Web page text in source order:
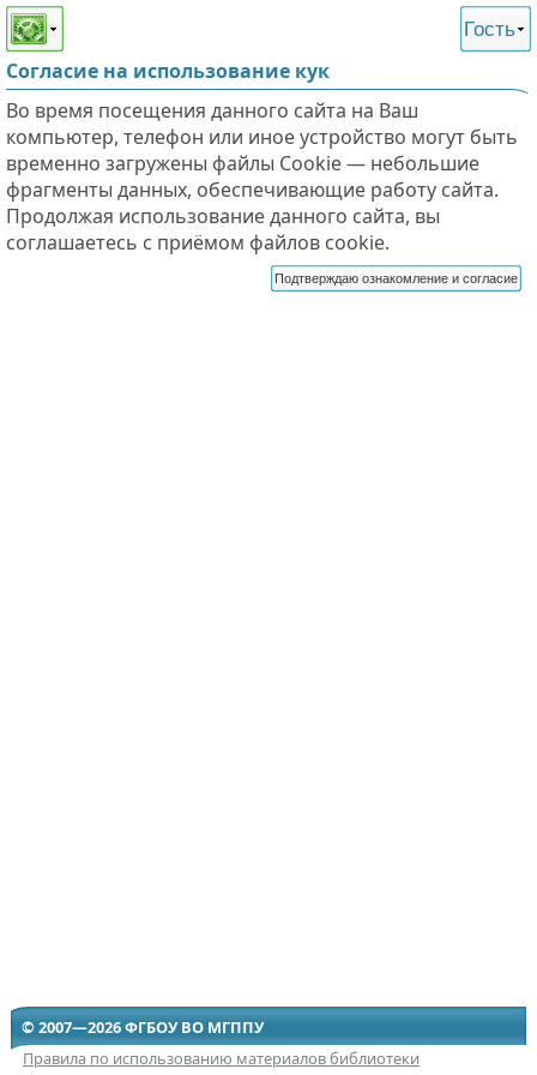
Этот сайт поддерживает
слабовидящих
Гость
Согласие на использование кук
Во время посещения данного сайта на Ваш
компьютер, телефон или иное устройство могут быть
временно загружены файлы Cookie — небольшие
фрагменты данных, обеспечивающие работу сайта.
Продолжая использование данного сайта, вы
соглашаетесь с приёмом файлов cookie.
Подтверждаю ознакомление и согласие
© 2007—2026 ФГБОУ ВО МГППУ
Правила по использованию материалов библиотеки